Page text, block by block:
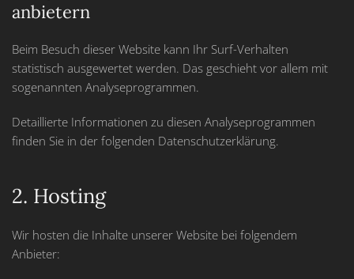
anbietern
Beim Besuch dieser Website kann Ihr Surf-Verhalten
statistisch ausgewertet werden. Das geschieht vor allem mit
sogenannten Analyseprogrammen.
Detaillierte Informationen zu diesen Analyseprogrammen
finden Sie in der folgenden Datenschutzerklärung.
2. Hosting
Wir hosten die Inhalte unserer Website bei folgendem
Anbieter: